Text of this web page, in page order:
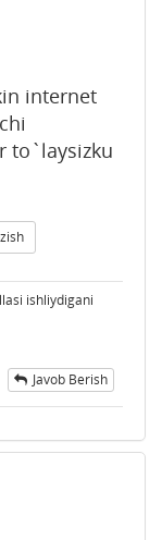
internet
to`laysizku
ishliydigani
Javob Berish